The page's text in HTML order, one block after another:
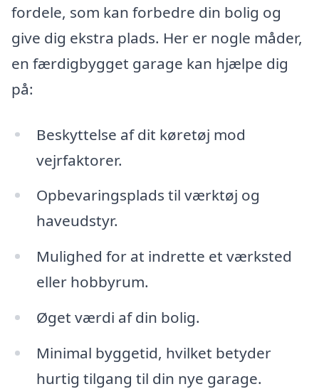
fordele, som kan forbedre din bolig og
give dig ekstra plads. Her er nogle måder,
en færdigbygget garage kan hjælpe dig
på:
Beskyttelse af dit køretøj mod
vejrfaktorer.
Opbevaringsplads til værktøj og
haveudstyr.
Mulighed for at indrette et værksted
eller hobbyrum.
Øget værdi af din bolig.
Minimal byggetid, hvilket betyder
hurtig tilgang til din nye garage.